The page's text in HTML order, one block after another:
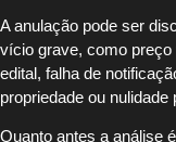
A anulação pode ser
vício grave, como
edital, falha de
propriedade ou nulidade
Quanto antes a análise